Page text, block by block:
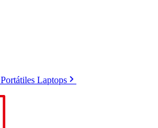
Portátiles Laptops